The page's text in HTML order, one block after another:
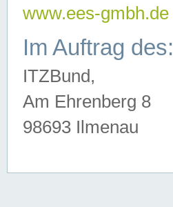
www.ees-gmbh.de
Im Auftrag des:
ITZBund,
Am Ehrenberg 8
98693 Ilmenau